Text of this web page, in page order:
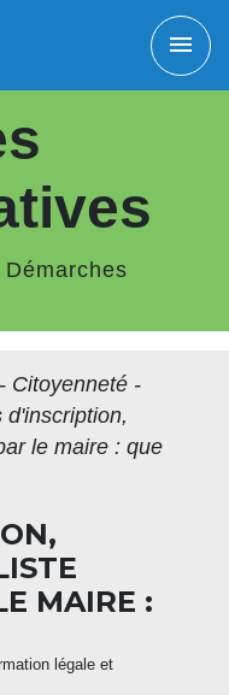
menu
Démarches
Citoyenneté -
d'inscription,
le maire : que
MAIRE :
légale et